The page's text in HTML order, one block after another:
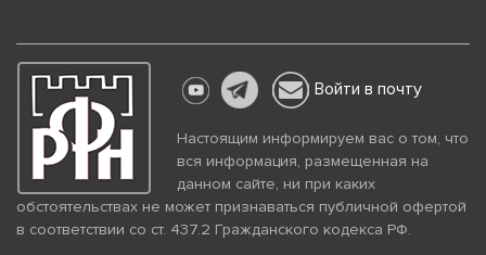
Войти в почту
Настоящим информируем вас о том, что
вся информация, размещенная на
данном сайте, ни при каких
обстоятельствах не может признаваться публичной офертой
в соответствии со ст. 437.2 Гражданского кодекса РФ.